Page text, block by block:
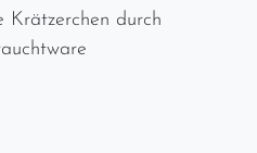
Krätzerchen durch